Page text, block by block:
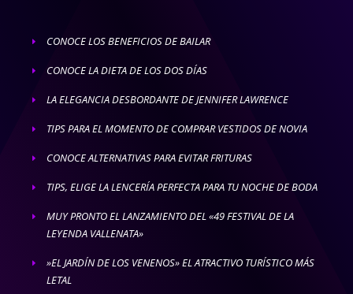
E CONOCE LOS BENEFICIOS DE BAILAR
E CONOCE LA DIETA DE LOS DOS DÍAS
E LA ELEGANCIA DESBORDANTE DE JENNIFER LAWRENCE
E TIPS PARA EL MOMENTO DE COMPRAR VESTIDOS DE NOVIA
E CONOCE ALTERNATIVAS PARA EVITAR FRITURAS
E TIPS, ELIGE LA LENCERÍA PERFECTA PARA TU NOCHE DE BODA
E
MUY PRONTO EL LANZAMIENTO DEL «49 FESTIVAL DE LA
LEYENDA VALLENATA»
E
»EL JARDÍN DE LOS VENENOS» EL ATRACTIVO TURÍSTICO MÁS
LETAL